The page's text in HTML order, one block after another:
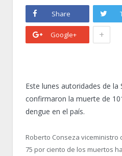
Share
Google+ +
Este lunes autoridades de la
confirmaron la muerte de
dengue en el país.
Roberto Conseza viceministro
75 por ciento de los muertos